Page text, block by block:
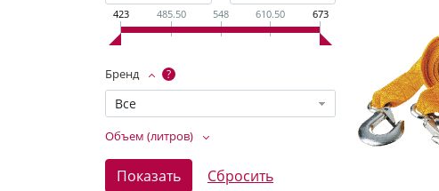
423 485.50 548 610.50 673
Бренд ?
Все
Объем (литров)